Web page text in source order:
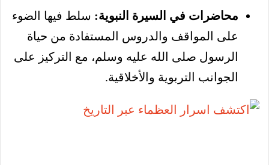
محاضرات في السيرة النبوية: سلط فيها الضوء
على المواقف والدروس المستفادة من حياة
الرسول صلى الله عليه وسلم، مع التركيز على
الجوانب التربوية والأخلاقية.